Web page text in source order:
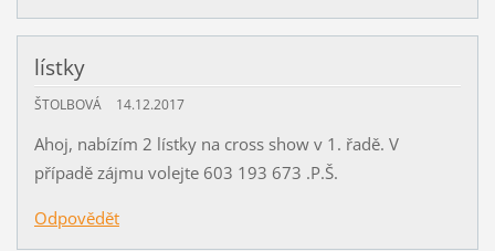
lístky
ŠTOLBOVÁ 14.12.2017
Ahoj, nabízím 2 lístky na cross show v 1. řadě. V
případě zájmu volejte 603 193 673 .P.Š.
Odpovědět